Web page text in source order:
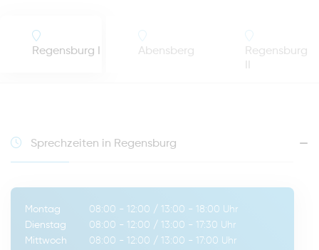
Regensburg I Abensberg
Regensburg
Sprechzeiten in Regensburg
Montag 08:00 - 12:00 / 13:00 - 18:00 Uhr
Dienstag
08:00 - 12:00 / 13:00 - 17:30 Uhr
Mittwoch
08:00 - 12:00 / 13:00 - 17:00 Uhr